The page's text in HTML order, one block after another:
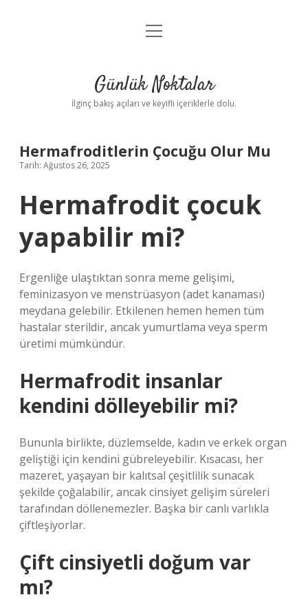
Anasayfa
Yasal Uyarı
menüyü
Günlük Noktalar
İlginç bakış açıları ve keyifli içeriklerle dolu.
Hermafroditlerin Çocuğu Olur Mu
Tarih: Ağustos 26, 2025
Hermafrodit çocuk
yapabilir mi?
Ergenliğe ulaştıktan sonra meme gelişimi,
feminizasyon ve menstrüasyon (adet kanaması)
meydana gelebilir. Etkilenen hemen hemen tüm
hastalar sterildir, ancak yumurtlama veya sperm
üretimi mümkündür.
Hermafrodit insanlar
kendini dölleyebilir mi?
Bununla birlikte, düzlemselde, kadın ve erkek organ
geliştiği için kendini gübreleyebilir. Kısacası, her
mazeret, yaşayan bir kalıtsal çeşitlilik sunacak
şekilde çoğalabilir, ancak cinsiyet gelişim süreleri
tarafından döllenemezler. Başka bir canlı varlıkla
çiftleşiyorlar.
Çift cinsiyetli doğum var
mı?